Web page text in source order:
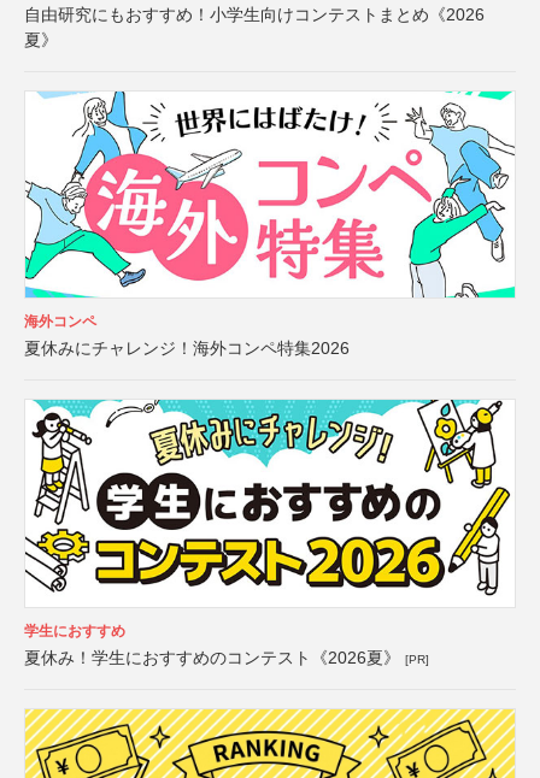
自由研究にもおすすめ！小学生向けコンテストまとめ《2026
夏》
海外コンペ
夏休みにチャレンジ！海外コンペ特集2026
学生におすすめ
夏休み！学生におすすめのコンテスト《2026夏》 [PR]